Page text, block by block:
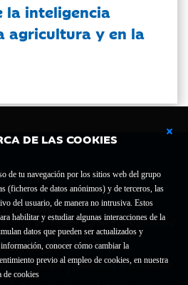
DE LAS COOKIES
de tu navegación por los sitios web del grupo
(ficheros de datos anónimos) y de terceros, las
del usuario, de manera no intrusiva. Estos
habilitar y estudiar algunas interacciones de la
datos que pueden ser actualizados y
conocer cómo cambiar la
previo al empleo de cookies, en nuestra
de cookies
la inteligencia
agricultura y en la
G-50000652.
del Mº de Educación, Cultura y Deporte con el nº
50001 Zaragoza.
Contacto
Declaración de accesibilidad